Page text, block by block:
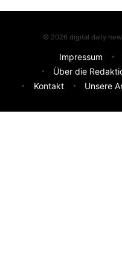
© 2026 digital daily
Impressum
Über die
Kontakt
Unsere